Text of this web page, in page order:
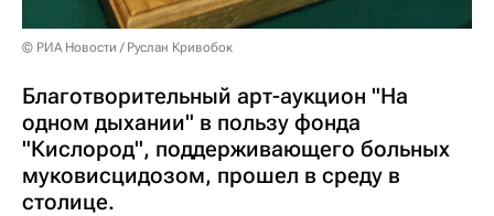
© РИА Новости / Руслан Кривобок
Благотворительный арт-аукцион "На
одном дыхании" в пользу фонда
"Кислород", поддерживающего больных
муковисцидозом, прошел в среду в
столице.